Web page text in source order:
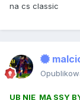
na cs classic
UB NIE MA SSY